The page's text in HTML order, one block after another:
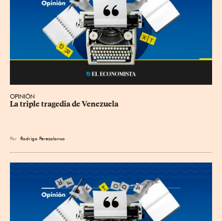
OPINIÓN
La triple tragedia de Venezuela
Por Rodrigo Perezalonso